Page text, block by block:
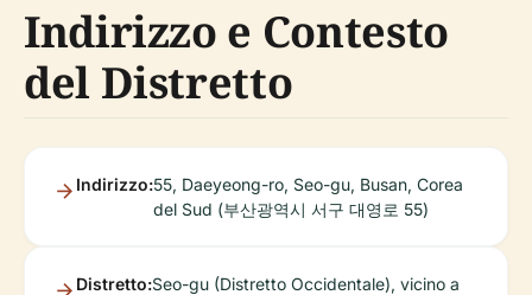
Indirizzo e Contesto
del Distretto
Indirizzo:55, Daeyeong-ro, Seo-gu, Busan, Corea
del Sud (부산광역시 서구 대영로 55)
Distretto:Seo-gu (Distretto Occidentale), vicino a